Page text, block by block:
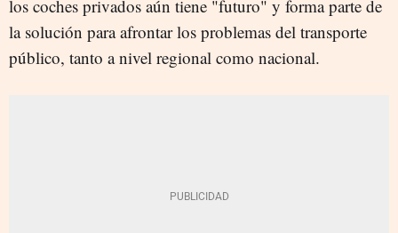
los coches privados aún tiene "futuro" y forma parte de
la solución para afrontar los problemas del transporte
público, tanto a nivel regional como nacional.